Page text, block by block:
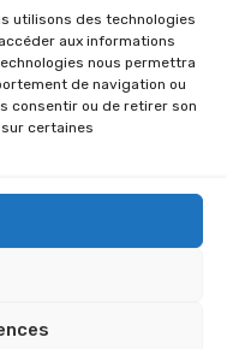
utilisons des technologies
aux informations
nous permettra
de navigation ou
consentir ou de retirer son
certaines
du
de cookies (UE)